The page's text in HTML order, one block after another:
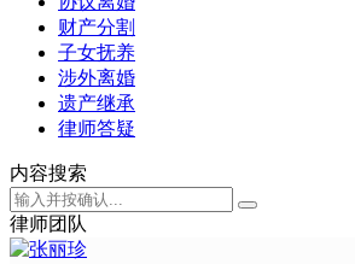
财产分割
子女抚养
涉外离婚
遗产继承
律师答疑
内容搜索
律师团队